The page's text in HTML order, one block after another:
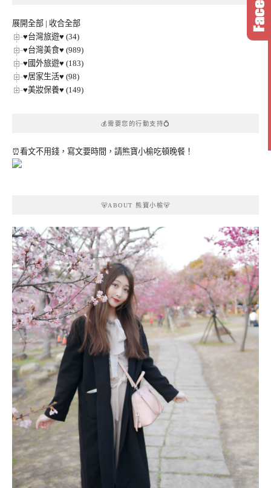
展開全部 | 收合全部
♥台灣旅遊♥ (34)
♥台灣美食♥ (989)
♥國外旅遊♥ (183)
♥居家生活♥ (98)
♥美妝保養♥ (149)
💰需要您的行動支持💍
⏰看文不用錢，寫文要時間，請熊寶小榆吃頓晚餐！
🐻ABOUT 熊寶小榆🐻